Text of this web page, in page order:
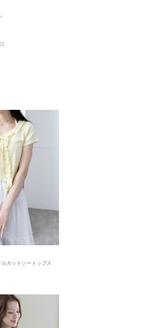
カットソートップス